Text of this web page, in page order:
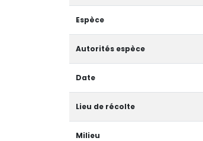
Espèce
Autorités espèce
Date
Lieu de récolte
Milieu